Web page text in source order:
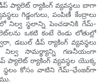
ప్యాలెట్ ర్యాకింగ్ వ్యవస్థలు బాగా
గిడ్డంగులు, పంపిణీ కేంద్రాలు
నిల్వ స్థలాన్ని పెంచడానికి గేమ్-
ఒకటి కంటే రెండు లోతుల్లో
డబుల్ డీప్ ర్యాకింగ్ వ్యవస్థలు
నిల్వ సామర్థ్యాన్ని గణనీయంగా
ర్యాకింగ్ వ్యవస్థల యొక్క
కోసం వాటిని గేమ్-ఛేంజర్‌గా